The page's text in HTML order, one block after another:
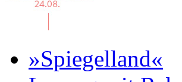
»Spiegelland«